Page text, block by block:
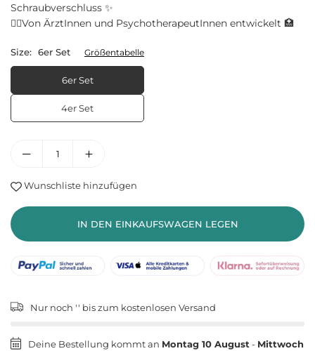
Schraubverschluss ✨
🧑‍⚕‍Von ÄrztInnen und PsychotherapeutInnen entwickelt 🏥
Size: 6er Set Größentabelle
6er Set
4er Set
Wunschliste hinzufügen
IN DEN EINKAUFSWAGEN LEGEN
Nur noch '' bis zum kostenlosen Versand
Deine Bestellung kommt an Montag 10 August- Mittwoch